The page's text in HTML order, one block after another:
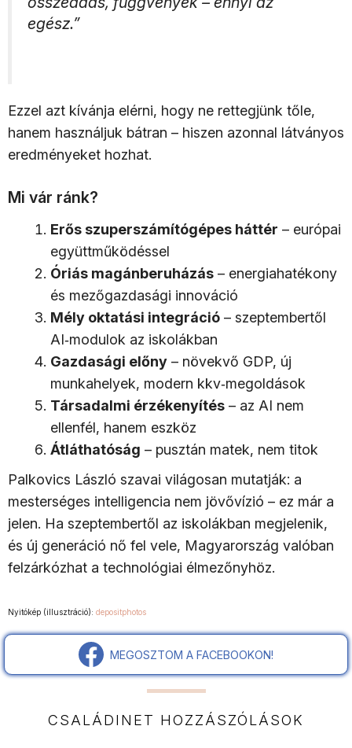
egész.”
Ezzel azt kívánja elérni, hogy ne rettegjünk tőle,
hanem használjuk bátran – hiszen azonnal látványos
eredményeket hozhat.
Mi vár ránk?
Erős szuperszámítógépes háttér – európai
együttműködéssel
Óriás magánberuházás – energiahatékony
és mezőgazdasági innováció
Mély oktatási integráció – szeptembertől
AI‑modulok az iskolákban
Gazdasági előny – növekvő GDP, új
munkahelyek, modern kkv‑megoldások
Társadalmi érzékenyítés – az AI nem
ellenfél, hanem eszköz
Átláthatóság – pusztán matek, nem titok
Palkovics László szavai világosan mutatják: a
mesterséges intelligencia nem jövővízió – ez már a
jelen. Ha szeptembertől az iskolákban megjelenik,
és új generáció nő fel vele, Magyarország valóban
felzárkózhat a technológiai élmezőnyhöz.
Nyitókép (illusztráció): depositphotos
MEGOSZTOM A FACEBOOKON!
CSALÁDINET HOZZÁSZÓLÁSOK